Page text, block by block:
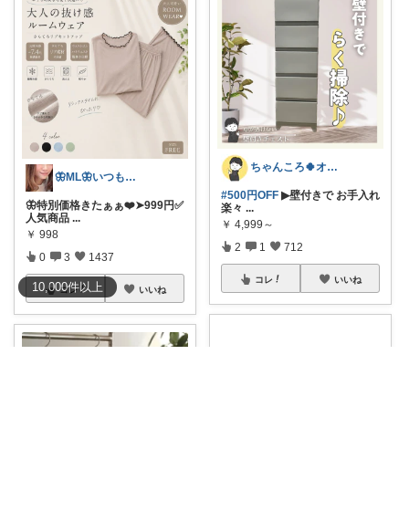
10,000件以上
🦋ML🦋いつもありがとう💓
🦋特別価格きたぁぁ❤️➤999円✅
人気商品 ...
￥ 998
0 3 1437
コレ いいね
ちゃんころ🍀オリ写/インテリア/キッズ
#500円OFF ▶壁付きで お手入れ
楽々 ...
￥ 4,999～
2 1 712
コレ いいね